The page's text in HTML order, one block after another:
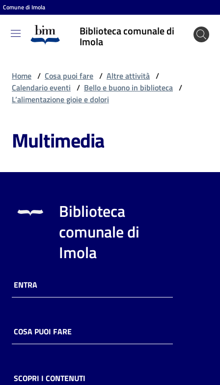
Vai al contenuto
Vai alla navigazione
Vai al footer
Comune di Imola
Biblioteca comunale di
Imola
Biblioteca
comunale
Cosa
fare
Scopri
online
Piani
Home / Cosa puoi fare / Altre attività /
Calendario eventi / Bello e buono in biblioteca /
L’alimentazione gioie e dolori
Multimedia
Biblioteca
comunale di
Imola
ENTRA
COSA PUOI FARE
SCOPRI I CONTENUTI